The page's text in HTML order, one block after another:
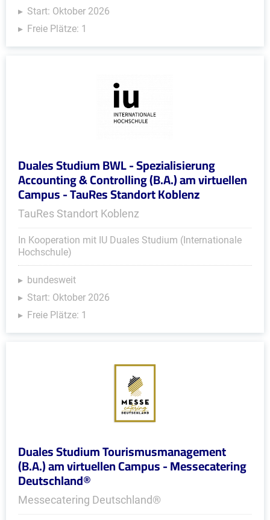
Start: Oktober 2026
Freie Plätze: 1
Duales Studium BWL - Spezialisierung
Accounting & Controlling (B.A.) am virtuellen
Campus - TauRes Standort Koblenz
TauRes Standort Koblenz
In Kooperation mit IU Duales Studium (Internationale
Hochschule)
bundesweit
Start: Oktober 2026
Freie Plätze: 1
Duales Studium Tourismusmanagement
(B.A.) am virtuellen Campus - Messecatering
Deutschland®
Messecatering Deutschland®